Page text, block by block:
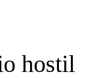
hostil